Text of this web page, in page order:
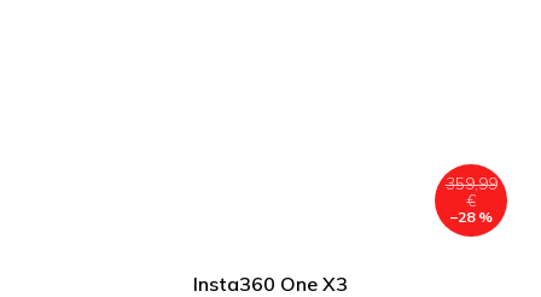
359,99
€
–28 %
Insta360 One X3